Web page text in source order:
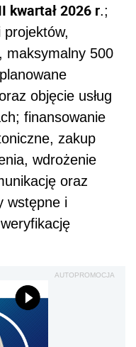
kwartał 2026 r.;
maksymalny 500
objęcie usług
finansowanie
zakup
wdrożenie
oraz
wstępne i
AUTOPROMOCJA